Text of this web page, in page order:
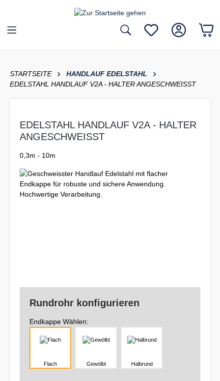
STARTSEITE
HANDLAUF EDELSTAHL
EDELSTAHL HANDLAUF V2A - HALTER ANGESCHWEISST
EDELSTAHL HANDLAUF V2A - HALTER
ANGESCHWEISST
0,3m - 10m
Rundrohr konfigurieren
Endkappe Wählen:
Flach Gewölbt Halbrund